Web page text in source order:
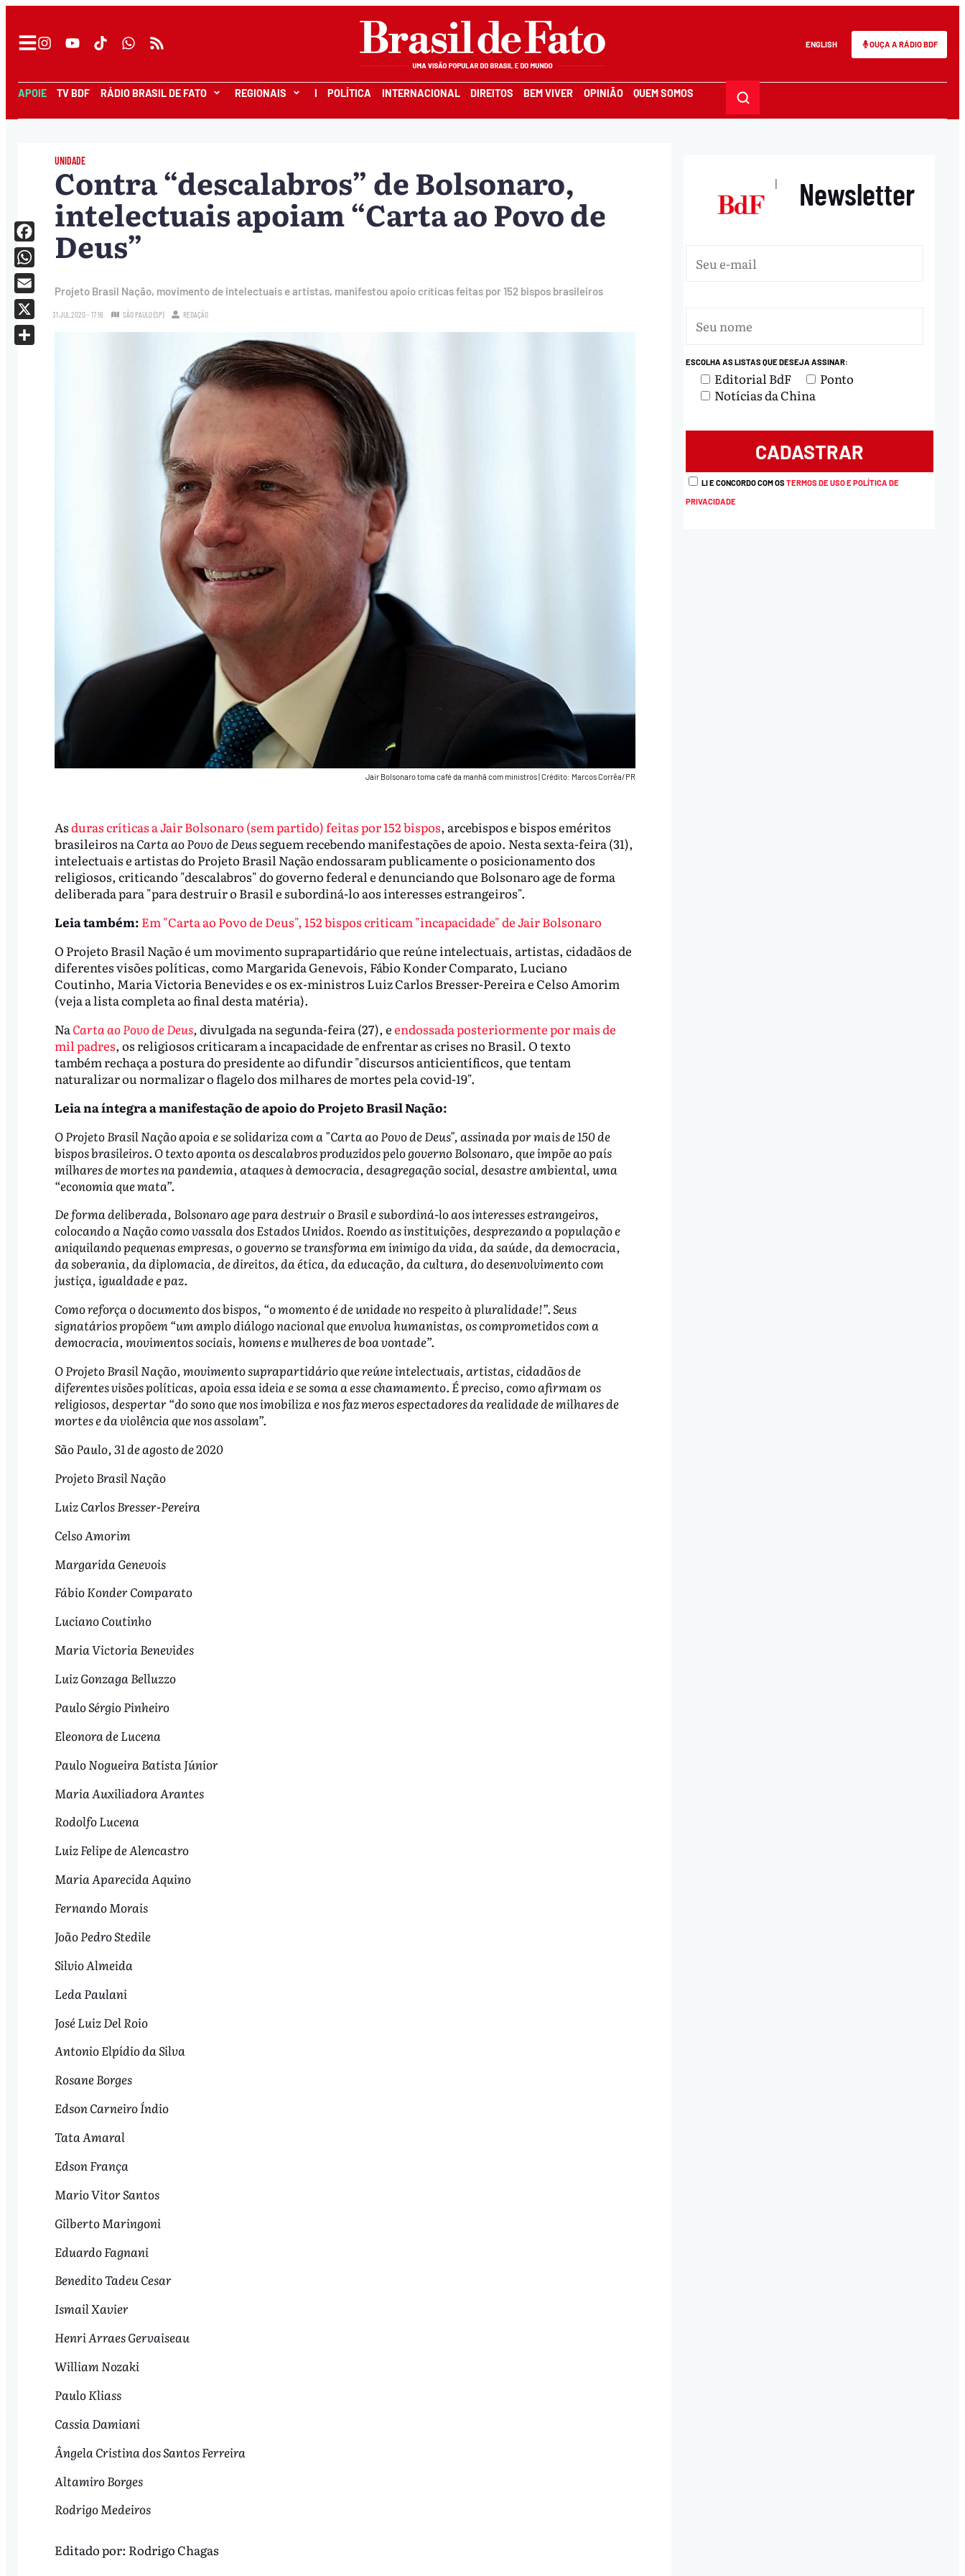
ENGLISH OUÇA A RÁDIO BDF
APOIE TV BDF RÁDIO BRASIL DE FATO REGIONAIS I POLÍTICA INTERNACIONAL DIREITOS BEM VIVER OPINIÃO QUEM SOMOS
UNIDADE
Contra “descalabros” de Bolsonaro,
intelectuais apoiam “Carta ao Povo de
Deus”
Projeto Brasil Nação, movimento de intelectuais e artistas, manifestou apoio críticas feitas por 152 bispos brasileiros
31.JUL.2020 - 17:16 SÃO PAULO (SP) REDAÇÃO
Jair Bolsonaro toma café da manhã com ministros|Crédito: Marcos Corrêa/PR
Asduras críticas a Jair Bolsonaro (sem partido) feitas por 152 bispos, arcebispos e bispos eméritos
brasileiros naCarta ao Povo de Deusseguem recebendo manifestações de apoio. Nesta sexta-feira (31),
intelectuais e artistas do Projeto Brasil Nação endossaram publicamente o posicionamento dos
religiosos, criticando "descalabros" do governo federal e denunciando que Bolsonaro age de forma
deliberada para "para destruir o Brasil e subordiná-lo aos interesses estrangeiros".
Leia também: Em "Carta ao Povo de Deus", 152 bispos criticam "incapacidade" de Jair Bolsonaro
O Projeto Brasil Nação é um movimento suprapartidário que reúne intelectuais, artistas, cidadãos de
diferentes visões políticas, como Margarida Genevois, Fábio Konder Comparato, Luciano
Coutinho, Maria Victoria Benevides e os ex-ministros Luiz Carlos Bresser-Pereira e Celso Amorim
(veja a lista completa ao final desta matéria).
Na Carta ao Povo de Deus, divulgada na segunda-feira (27), eendossada posteriormente por mais de
mil padres, os religiosos criticaram a incapacidade de enfrentar as crises no Brasil. O texto
também rechaça a postura do presidente ao difundir "discursos anticientíficos, que tentam
naturalizar ou normalizar o flagelo dos milhares de mortes pela covid-19".
Leia na íntegra a manifestação de apoio do Projeto Brasil Nação:
O Projeto Brasil Nação apoia e se solidariza com a "Carta ao Povo de Deus", assinada por mais de 150 de
bispos brasileiros. O texto aponta os descalabros produzidos pelo governo Bolsonaro, que impõe ao país
milhares de mortes na pandemia, ataques à democracia, desagregação social, desastre ambiental, uma
“economia que mata”.
De forma deliberada, Bolsonaro age para destruir o Brasil e subordiná-lo aos interesses estrangeiros,
colocando a Nação como vassala dos Estados Unidos. Roendo as instituições, desprezando a população e
aniquilando pequenas empresas, o governo se transforma em inimigo da vida, da saúde, da democracia,
da soberania, da diplomacia, de direitos, da ética, da educação, da cultura, do desenvolvimento com
justiça, igualdade e paz.
Como reforça o documento dos bispos, “o momento é de unidade no respeito à pluralidade!”. Seus
signatários propõem “um amplo diálogo nacional que envolva humanistas, os comprometidos com a
democracia, movimentos sociais, homens e mulheres de boa vontade”.
O Projeto Brasil Nação, movimento suprapartidário que reúne intelectuais, artistas, cidadãos de
diferentes visões políticas, apoia essa ideia e se soma a esse chamamento. É preciso, como afirmam os
religiosos, despertar “do sono que nos imobiliza e nos faz meros espectadores da realidade de milhares de
mortes e da violência que nos assolam”.
São Paulo, 31 de agosto de 2020
Projeto Brasil Nação
Luiz Carlos Bresser-Pereira
Celso Amorim
Margarida Genevois
Fábio Konder Comparato
Luciano Coutinho
Maria Victoria Benevides
Luiz Gonzaga Belluzzo
Paulo Sérgio Pinheiro
Eleonora de Lucena
Paulo Nogueira Batista Júnior
Maria Auxiliadora Arantes
Rodolfo Lucena
Luiz Felipe de Alencastro
Maria Aparecida Aquino
Fernando Morais
João Pedro Stedile
Silvio Almeida
Leda Paulani
José Luiz Del Roio
Antonio Elpídio da Silva
Rosane Borges
Edson Carneiro Índio
Tata Amaral
Edson França
Mario Vitor Santos
Gilberto Maringoni
Eduardo Fagnani
Benedito Tadeu Cesar
Ismail Xavier
Henri Arraes Gervaiseau
William Nozaki
Paulo Kliass
Cassia Damiani
Ângela Cristina dos Santos Ferreira
Altamiro Borges
Rodrigo Medeiros
Facebook
WhatsApp
Email
X
Editado por: Rodrigo Chagas
| Newsletter
ESCOLHA AS LISTAS QUE DESEJA ASSINAR:
Editorial BdF
Ponto
Notícias da China
LI E CONCORDO COM OSTERMOS DE USO E POLÍTICA DE
PRIVACIDADE